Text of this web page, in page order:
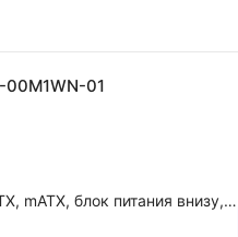
01
внизу, USB 3.0x2, 220x475x461 мм, вес 8 кг